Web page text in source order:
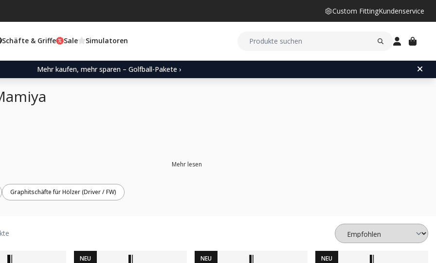
Custom FittingKundenservice
Schäfte & Griffe Sale Simulatoren
Mehr kaufen, mehr sparen – Golfball-Pakete ›
Mehr lesen
Graphitschäfte für Hölzer (Driver / FW)
NEU NEU NEU